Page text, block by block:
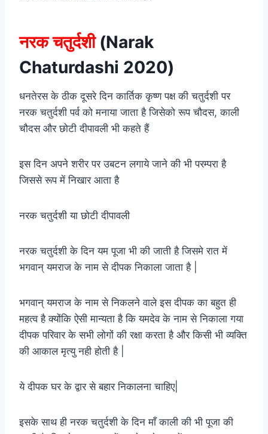
नरक चतुर्दशी (Narak
Chaturdashi 2020)
धनतेरस के ठीक दूसरे दिन कार्तिक कृष्ण पक्ष की चतुर्दशी पर
नरक चतुर्दशी पर्व को मनाया जाता है जिसेको रूप चौदस, काली
चौदस और छोटी दीपावली भी कहते हैं
इस दिन अपने शरीर पर उबटन लगाये जाने की भी परम्परा है
जिससे रूप में निखार आता है
नरक चतुर्दशी या छोटी दीपावली
नरक चतुर्दशी के दिन यम पूजा भी की जाती है जिसमे रात में
भगवान् यमराज के नाम से दीपक निकाला जाता है |
भगवान् यमराज के नाम से निकलने वाले इस दीपक का बहुत ही
महत्व है क्योंकि ऐसी मान्यता है कि यमदेव के नाम से निकाला गया
दीपक परिवार के सभी लोगों की रक्षा करता है और किसी भी व्यक्ति
की आकाल मृत्यु नही होती है |
ये दीपक घर के द्वार से बहार निकालना चाहिए|
इसके साथ ही नरक चतुर्दशी के दिन माँ काली की भी पूजा की